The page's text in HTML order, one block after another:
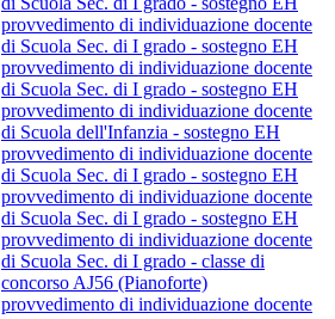
provvedimento di individuazione docente
di Scuola Sec. di I grado - sostegno EH
provvedimento di individuazione docente
di Scuola Sec. di I grado - sostegno EH
provvedimento di individuazione docente
di Scuola dell'Infanzia - sostegno EH
provvedimento di individuazione docente
di Scuola Sec. di I grado - sostegno EH
provvedimento di individuazione docente
di Scuola Sec. di I grado - sostegno EH
provvedimento di individuazione docente
di Scuola Sec. di I grado - classe di
concorso AJ56 (Pianoforte)
provvedimento di individuazione docente